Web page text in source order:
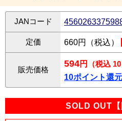
JANコード
定価 660円（税込）
販売価格
594円
（税込
10ポイント還元
SOLD OUT【